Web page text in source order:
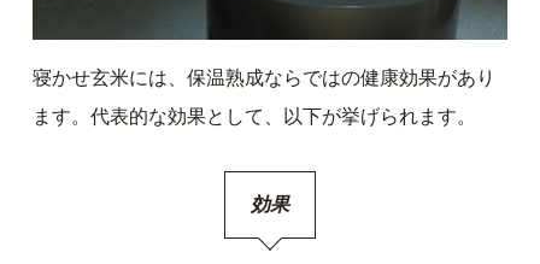
寝かせ玄米には、保温熟成ならではの健康効果があり
ます。代表的な効果として、以下が挙げられます。
効果